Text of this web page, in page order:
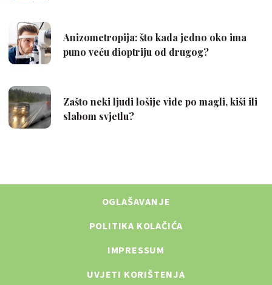
OGLAŠAVANJE
POLITIKA KOLAČIĆA
IMPRESSUM
UVJETI KORIŠTENJA